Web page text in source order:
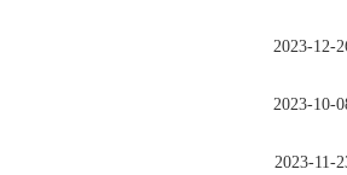
2023-12-
2023-10-
2023-11-